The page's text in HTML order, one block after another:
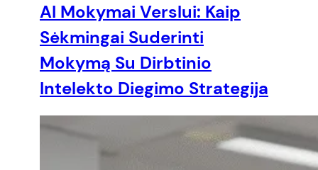
AI Mokymai Verslui: Kaip
Sėkmingai Suderinti
Mokymą Su Dirbtinio
Intelekto Diegimo Strategija